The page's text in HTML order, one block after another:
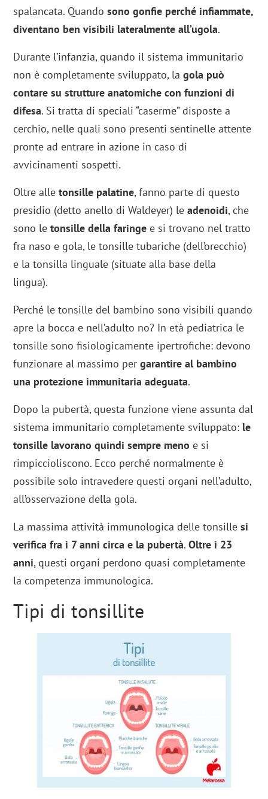
spalancata. Quando sono gonfie perché infiammate,
diventano ben visibili lateralmente all’ugola.
Durante l’infanzia, quando il sistema immunitario
non è completamente sviluppato, la gola può
contare su strutture anatomiche con funzioni di
difesa. Si tratta di speciali “caserme” disposte a
cerchio, nelle quali sono presenti sentinelle attente
pronte ad entrare in azione in caso di
avvicinamenti sospetti.
Oltre alletonsille palatine, fanno parte di questo
presidio (detto anello di Waldeyer) leadenoidi, che
sono letonsille della faringe e si trovano nel tratto
fra naso e gola, le tonsille tubariche (dell’orecchio)
e la tonsilla linguale (situate alla base della
lingua).
Perché le tonsille del bambino sono visibili quando
apre la bocca e nell’adulto no? In età pediatrica le
tonsille sono fisiologicamente ipertrofiche: devono
funzionare al massimo per garantire al bambino
una protezione immunitaria adeguata.
Dopo la pubertà, questa funzione viene assunta dal
sistema immunitario completamente sviluppato: le
tonsille lavorano quindi sempre meno e si
rimpiccioliscono. Ecco perché normalmente è
possibile solo intravedere questi organi nell’adulto,
all’osservazione della gola.
La massima attività immunologica delle tonsille si
verifica fra i 7 anni circa e la pubertà.Oltre i 23
anni, questi organi perdono quasi completamente
la competenza immunologica.
Tipi di tonsillite